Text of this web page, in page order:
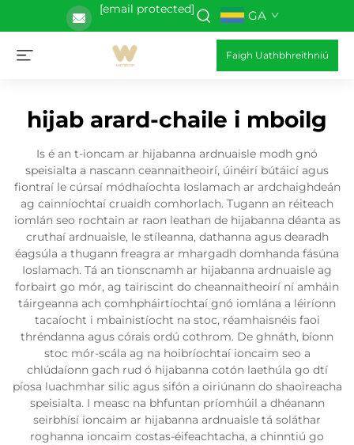
[email protected] GA
Faigh Uathbhreithniú
hijab arard-chaile i mboilg
Is é an t-ioncam ar hijabanna ardnuaisle modh gnó
speisialta a nascann ceannaitheoirí, úinéirí bútáicí agus
fiontraí le cúrsaí módhaíochta Ioslamach ar ardchaighdeán
ag cainníochtaí cruaidh comhorlach. Tugann an réiteach
iomlán seo rochtain ar raon leathan de hijabanna déanta as
cruthaí ardnuaisle, le stíleanna, dathanna agus dearadh
éagsúla a thugann freagra ar mhargadh domhanda fásúna
Ioslamach. Tá an tionscnamh ar hijabanna ardnuaisle ag
forbairt go mór, ag tairiscint do cheannaitheoirí ní amháin
táirgeanna ach comhpháirtíochtaí gnó iomlána a léiríonn
tacaíocht i mbainistíocht na stoc, réamhaisnéis faoi
thréndanna agus córais ordú cothrom. De ghnáth, bíonn
stoc mór-scála ag na hoibríochtaí ioncaim seo a
chlúdaíonn gach rud ó hijabanna cotón laethúla go dtí
píosa luachmhar silic agus sifón a oiriúnann do shaoireacha
speisialta. I measc na bhfuntan príomhúil a dhéanann
seirbhísí ioncaim ar hijabanna ardnuaisle tá soláthar
roghanna ioncaim costas-éifeachtacha, a chinntiú go